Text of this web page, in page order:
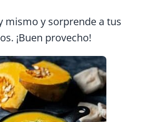
mismo y sorprende a tus
¡Buen provecho!